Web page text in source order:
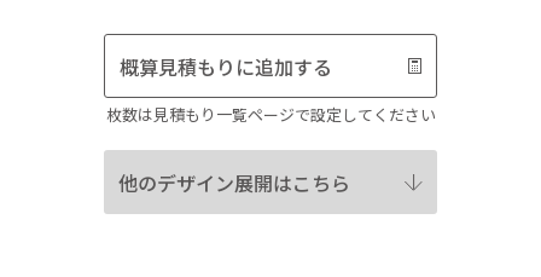
概算見積もりに追加する
枚数は見積もり一覧ページで設定してください
他のデザイン展開はこちら